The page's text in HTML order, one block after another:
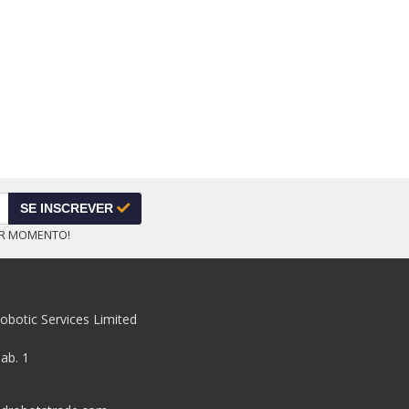
SE INSCREVER
MOMENTO!
Services Limited
1